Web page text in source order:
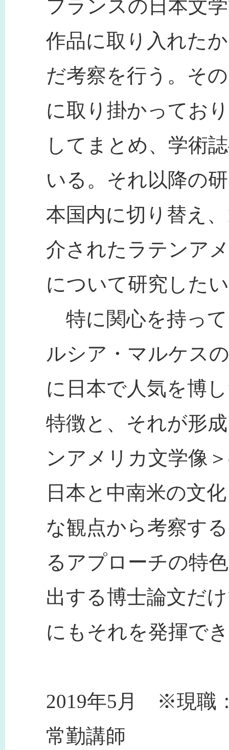
フランスの日本文
作品に取り入れた
だ考察を行う。そ
に取り掛かってお
してまとめ、学術
いる。それ以降の
本国内に切り替え
介されたラテンア
について研究した
特に関心を持って
ルシア・マルケス
に日本で人気を博
特徴と、それが形
ンアメリカ文学像
日本と中南米の文
な観点から考察す
るアプローチの特
出する博士論文だ
にもそれを発揮で
2019年5月 ※現職
常勤講師